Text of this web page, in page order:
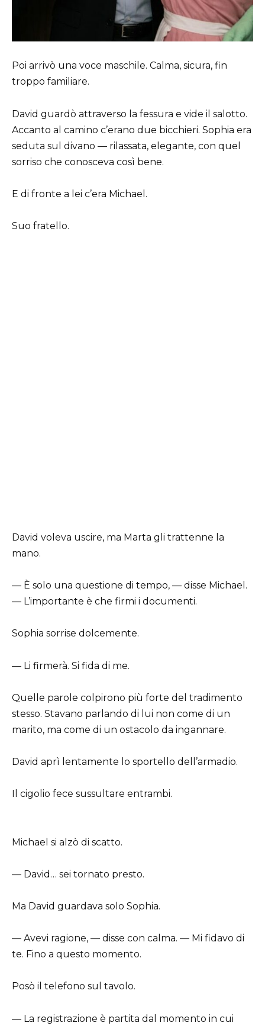
Poi arrivò una voce maschile. Calma, sicura, fin
troppo familiare.
David guardò attraverso la fessura e vide il salotto.
Accanto al camino c’erano due bicchieri. Sophia era
seduta sul divano — rilassata, elegante, con quel
sorriso che conosceva così bene.
E di fronte a lei c’era Michael.
Suo fratello.
David voleva uscire, ma Marta gli trattenne la
mano.
— È solo una questione di tempo, — disse Michael.
— L’importante è che firmi i documenti.
Sophia sorrise dolcemente.
— Li firmerà. Si fida di me.
Quelle parole colpirono più forte del tradimento
stesso. Stavano parlando di lui non come di un
marito, ma come di un ostacolo da ingannare.
David aprì lentamente lo sportello dell’armadio.
Il cigolio fece sussultare entrambi.
Michael si alzò di scatto.
— David… sei tornato presto.
Ma David guardava solo Sophia.
— Avevi ragione, — disse con calma. — Mi fidavo di
te. Fino a questo momento.
Posò il telefono sul tavolo.
— La registrazione è partita dal momento in cui